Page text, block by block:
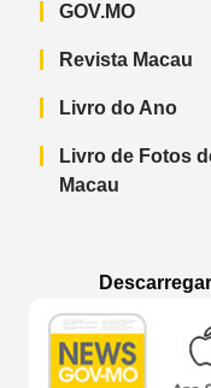
GOV.MO
Revista Macau
Livro do Ano
Livro de Fotos
Macau